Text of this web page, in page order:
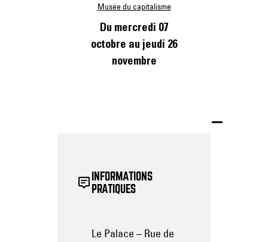
Musée du capitalisme
Du mercredi 07
octobre au jeudi 26
novembre
INFORMATIONS
PRATIQUES
Le Palace – Rue de